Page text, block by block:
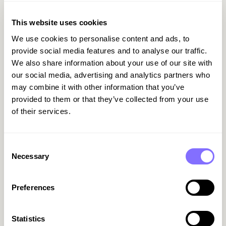
This website uses cookies
We use cookies to personalise content and ads, to
provide social media features and to analyse our traffic.
We also share information about your use of our site with
our social media, advertising and analytics partners who
may combine it with other information that you’ve
provided to them or that they’ve collected from your use
of their services.
Selection
Necessary
Preferences
Statistics
problema a fine mese.
Da SDI a NetSuite: Flusso End-to-
End
Sappiamo che la contabilità non finisce in una
dashboard. Per le aziende che utilizzano ERP
complessi come NetSuite, Withless chiude il
cerchio:
Fatture Estere:
Vengono normalizzate,
Charge e inviate a NetSuite pronte per la